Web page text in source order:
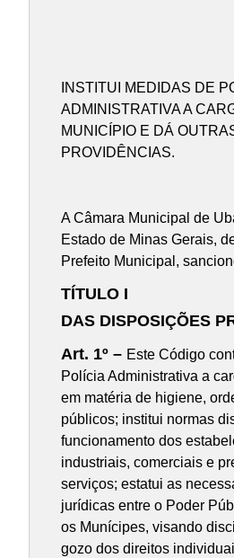
INSTITUI MEDIDAS DE
ADMINISTRATIVA A
MUNICÍPIO E DÁ
PROVIDÊNCIAS.
A Câmara Municipal de
Estado de Minas Gerais,
Prefeito Municipal,
TÍTULO I
DAS DISPOSIÇÕES
Art. 1º – Este Código
Polícia Administrativa a
em matéria de higiene,
públicos; institui normas
funcionamento dos
industriais, comerciais e
serviços; estatui as
jurídicas entre o Poder
os Munícipes, visando
gozo dos direitos